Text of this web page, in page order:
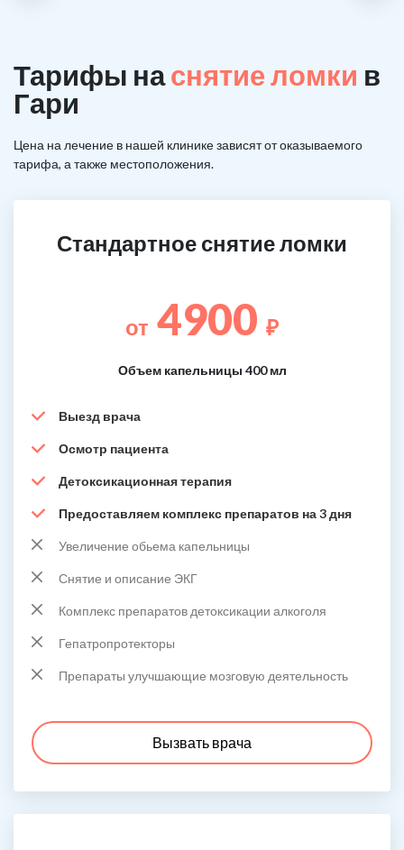
Тарифы наснятие ломки в
Гари
Цена на лечение в нашей клинике зависят от оказываемого
тарифа, а также местоположения.
Стандартное снятие ломки
от 4900 ₽
Объем капельницы 400 мл
Выезд врача
Осмотр пациента
Детоксикационная терапия
Предоставляем комплекс препаратов на 3 дня
Увеличение обьема капельницы
Снятие и описание ЭКГ
Комплекс препаратов детоксикации алкоголя
Гепатропротекторы
Препараты улучшающие мозговую деятельность
Вызвать врача